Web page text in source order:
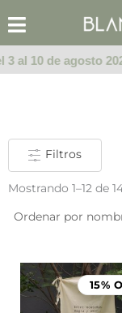
al
contenido
al 10 de agosto
Filtros
Mostrando 1–12 de
15%